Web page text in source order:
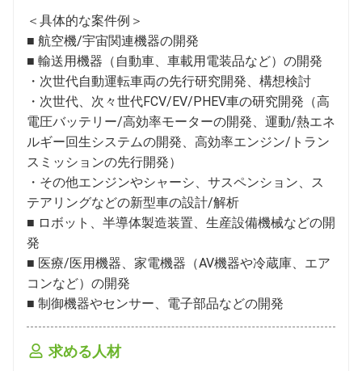
＜具体的な案件例＞
■ 航空機/宇宙関連機器の開発
■ 輸送用機器（自動車、車載用電装品など）の開発
・次世代自動運転車両の先行研究開発、構想検討
・次世代、次々世代FCV/EV/PHEV車の研究開発（高
電圧バッテリー/高効率モーターの開発、運動/熱エネ
ルギー回生システムの開発、高効率エンジン/トラン
スミッションの先行開発）
・その他エンジンやシャーシ、サスペンション、ス
テアリングなどの新型車の設計/解析
■ ロボット、半導体製造装置、生産設備機械などの開
発
■ 医療/医用機器、家電機器（AV機器や冷蔵庫、エア
コンなど）の開発
■ 制御機器やセンサー、電子部品などの開発
求める人材